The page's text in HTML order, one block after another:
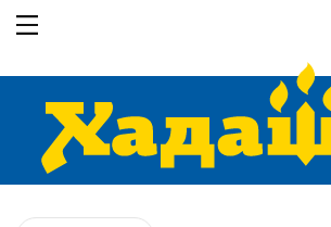
основному